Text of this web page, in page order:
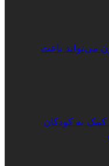
می‌تواند باعث
به کودکان